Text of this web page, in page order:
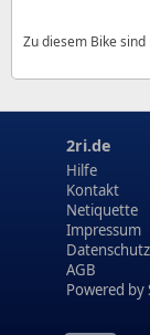
Zu diesem Bike
2ri.de
Hilfe
Kontakt
Netiquette
Impressum
Datenschutz
AGB
Powered by